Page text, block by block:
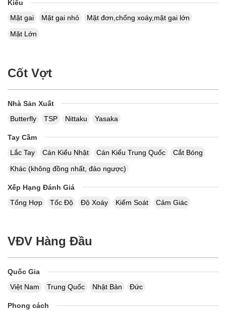
Kiểu
Mặt gai
Mặt gai nhỏ
Mặt đơn,chống xoáy,mặt gai lớn
Mặt Lớn
Cốt Vợt
Nhà Sản Xuất
Butterfly
TSP Nittaku Yasaka
Tay Cầm
Lắc Tay
Cán Kiểu Nhật Cán Kiểu Trung Quốc
Cắt Bóng
Khác (không đồng nhất, đảo ngược)
Xếp Hạng Đánh Giá
Tổng Hợp
Tốc Độ Độ Xoáy Kiểm Soát Cảm Giác
VĐV Hàng Đầu
Quốc Gia
Việt Nam
Trung Quốc Nhật Bản Đức
Phong cách